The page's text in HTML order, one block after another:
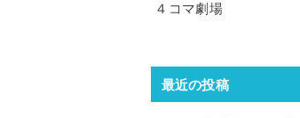
４コマ劇場
最近の投稿